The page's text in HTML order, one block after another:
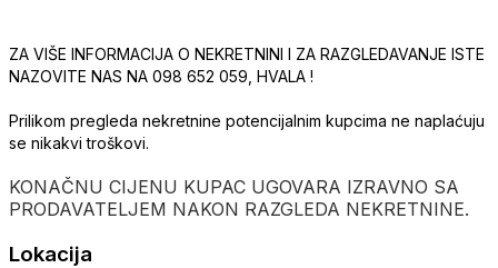
ZA VIŠE INFORMACIJA O NEKRETNINI I ZA RAZGLEDAVANJE ISTE
NAZOVITE NAS NA 098 652 059, HVALA !
Prilikom pregleda nekretnine potencijalnim kupcima ne naplaćuju
se nikakvi troškovi.
KONAČNU CIJENU KUPAC UGOVARA IZRAVNO SA
PRODAVATELJEM NAKON RAZGLEDA NEKRETNINE.
Lokacija